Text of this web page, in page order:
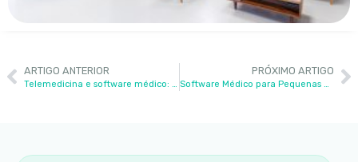
ARTIGO ANTERIOR
Telemedicina e software médico: como integrar presencial e online
PRÓXIMO ARTIGO
Software Médico para Pequenas Clínicas e Planos Acessíveis